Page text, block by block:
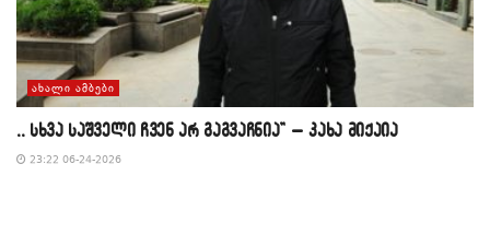
ᲐᲮᲐᲚᲘ ᲐᲛᲑᲔᲑᲘ
,, სხვა საშველი ჩვენ არ გაგვაჩნია” – კახა მიქაია
23:22 06-24-2026